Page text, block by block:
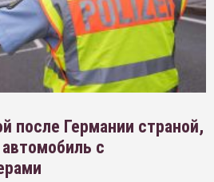
после Германии страной,
с